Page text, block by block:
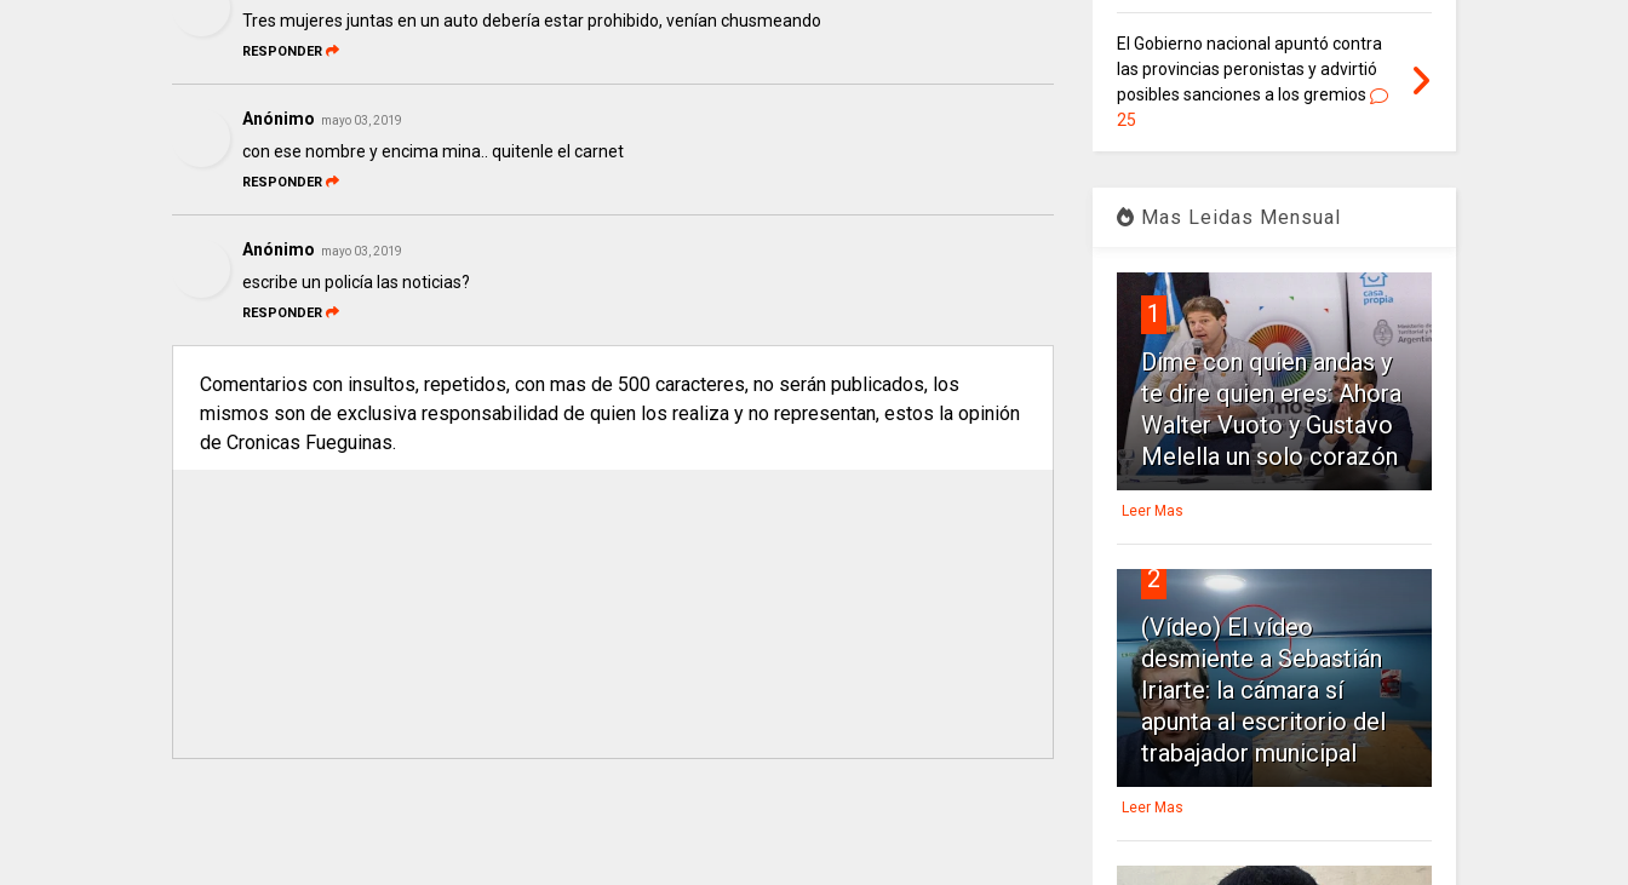
Tres mujeres juntas en un auto debería estar prohibido, venían chusmeando
RESPONDER
Anónimo mayo 03, 2019
con ese nombre y encima mina.. quitenle el carnet
RESPONDER
Anónimo mayo 03, 2019
escribe un policía las noticias?
RESPONDER
Comentarios con insultos, repetidos, con mas de 500 caracteres, no serán publicados, los
mismos son de exclusiva responsabilidad de quien los realiza y no representan, estos la opinión
de Cronicas Fueguinas.
El Gobierno nacional apuntó contra
las provincias peronistas y advirtió
posibles sanciones a los gremios
25
Mas Leidas Mensual
1
Dime con quien andas y
te dire quien eres: Ahora
Walter Vuoto y Gustavo
Melella un solo corazón
Leer Mas
2
(Vídeo) El vídeo
desmiente a Sebastián
Iriarte: la cámara sí
apunta al escritorio del
trabajador municipal
Leer Mas